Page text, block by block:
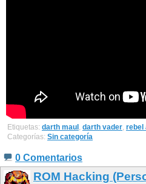
Etiquetas: darth maul , darth vader, rebel
Categorías: Sin categoría
0 Comentarios
ROM Hacking